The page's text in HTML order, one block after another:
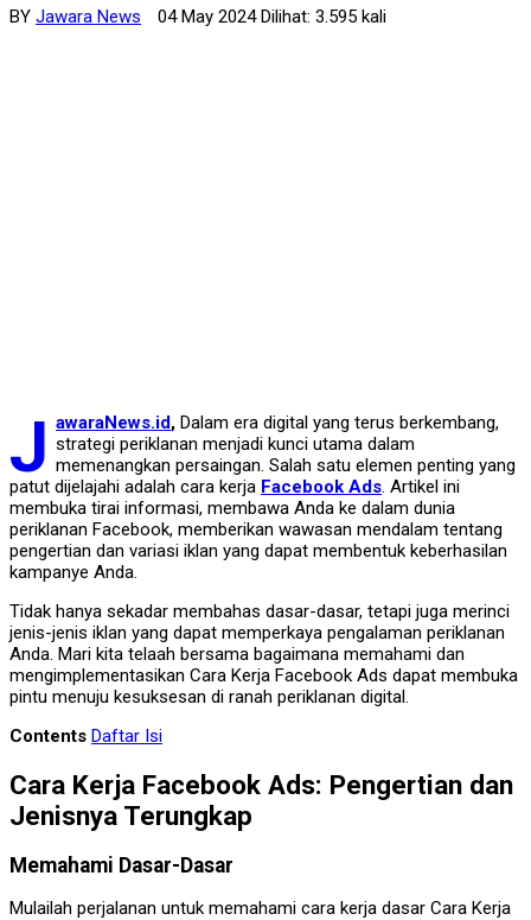
BY Jawara News 04 May 2024 Dilihat: 3.595 kali
J awaraNews.id, Dalam era digital yang terus berkembang,
strategi periklanan menjadi kunci utama dalam
memenangkan persaingan. Salah satu elemen penting yang
patut dijelajahi adalah cara kerja Facebook Ads. Artikel ini
membuka tirai informasi, membawa Anda ke dalam dunia
periklanan Facebook, memberikan wawasan mendalam tentang
pengertian dan variasi iklan yang dapat membentuk keberhasilan
kampanye Anda.
Tidak hanya sekadar membahas dasar-dasar, tetapi juga merinci
jenis-jenis iklan yang dapat memperkaya pengalaman periklanan
Anda. Mari kita telaah bersama bagaimana memahami dan
mengimplementasikan Cara Kerja Facebook Ads dapat membuka
pintu menuju kesuksesan di ranah periklanan digital.
Contents Daftar Isi
Cara Kerja Facebook Ads: Pengertian dan
Jenisnya Terungkap
Memahami Dasar-Dasar
Mulailah perjalanan untuk memahami cara kerja dasar Cara Kerja